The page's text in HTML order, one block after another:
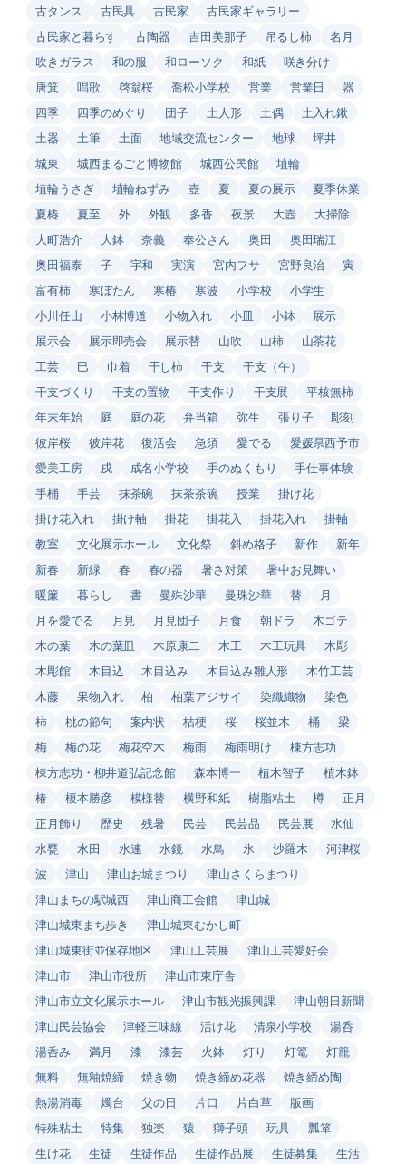
古タンス
古民具 古民家
古民家ギャラリー
古民家と暮らす
古陶器 吉田美那子 吊るし柿
名月
吹きガラス
和の服 和ローソク 和紙
咲き分け
唐箕
唱歌 啓翁桜 喬松小学校 営業 営業日
器
四季
四季のめぐり 団子 土人形 土偶
土入れ鍬
土器
土筆 土面 地域交流センター 地球
坪井
城東
城西まるごと博物館 城西公民館
埴輪
埴輪うさぎ
埴輪ねずみ 壺 夏 夏の展示
夏季休業
夏椿
夏至 外 外観 多香 夜景 大壺
大掃除
大町浩介
大鉢 奈義 奉公さん 奥田
奥田瑞江
奥田福泰
子 宇和 実演 宮内フサ 宮野良治
寅
富有柿
寒ぼたん 寒椿 寒波 小学校
小学生
小川任山
小林博道 小物入れ 小皿 小鉢
展示
展示会
展示即売会 展示替 山吹 山柿
山茶花
工芸
巳 巾着 干し柿 干支
干支（午）
干支づくり
干支の置物 干支作り 干支展
平核無柿
年末年始
庭 庭の花 弁当箱 弥生 張り子
彫刻
彼岸桜
彼岸花 復活会 急須 愛でる
愛媛県西予市
愛美工房
戌 成名小学校 手のぬくもり
手仕事体験
手桶
手芸 抹茶碗 抹茶茶碗 授業
掛け花
掛け花入れ
掛け軸 掛花 掛花入 掛花入れ
掛軸
教室
文化展示ホール 文化祭 斜め格子 新作
新年
新春
新緑 春 春の器 暑さ対策
暑中お見舞い
暖簾
暮らし 書 曼殊沙華 曼珠沙華 替
月
月を愛でる
月見 月見団子 月食 朝ドラ
木ゴテ
木の葉
木の葉皿 木原康二 木工 木工玩具
木彫
木彫館
木目込 木目込み 木目込み雛人形
木竹工芸
木藤
果物入れ 柏 柏葉アジサイ 染織織物
染色
柿
桃の節句 案内状 桔梗 桜 桜並木 桶
梁
梅
梅の花 梅花空木 梅雨 梅雨明け
棟方志功
棟方志功・柳井道弘記念館
森本博一 植木智子
植木鉢
椿
榎本勝彦 模様替 横野和紙 樹脂粘土 樽
正月
正月飾り
歴史 残暑 民芸 民芸品 民芸展
水仙
水甕
水田 水連 水鏡 水鳥 氷 沙羅木
河津桜
波
津山 津山お城まつり
津山さくらまつり
津山まちの駅城西
津山商工会館
津山城
津山城東まち歩き
津山城東むかし町
津山城東街並保存地区
津山工芸展
津山工芸愛好会
津山市
津山市役所
津山市東庁舎
津山市立文化展示ホール
津山市観光振興課
津山朝日新聞
津山民芸協会
津軽三味線 活け花 清泉小学校
湯呑
湯呑み
満月 漆 漆芸 火鉢 灯り 灯篭
灯籠
無料
無釉焼締 焼き物 焼き締め花器
焼き締め陶
熱湯消毒
燭台 父の日 片口 片白草
版画
特殊粘土
特集 独楽 猿 獅子頭 玩具
瓢箪
生け花
生徒 生徒作品 生徒作品展 生徒募集 生活